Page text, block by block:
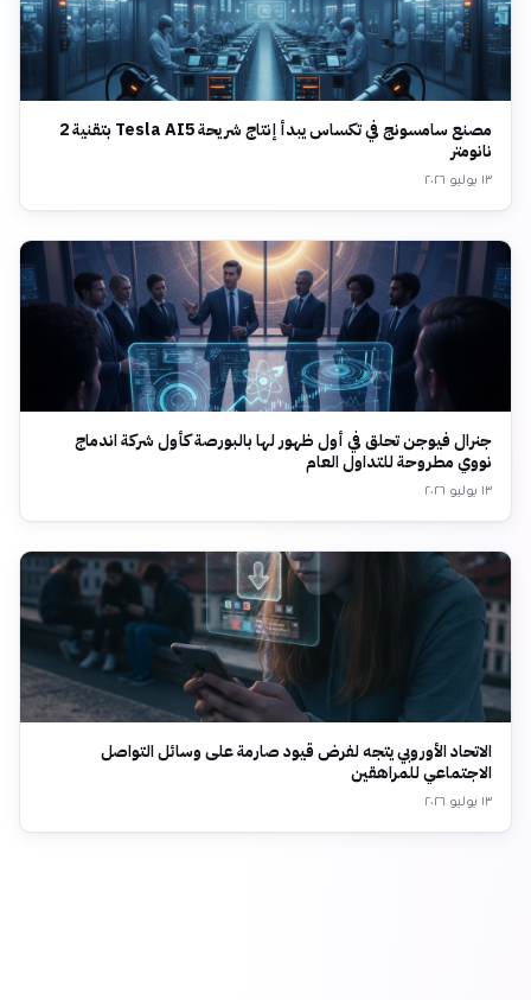
مصنع سامسونج في تكساس يبدأ إنتاج شريحة Tesla AI5 بتقنية 2
نانومتر
١٣ يوليو ٢٠٢٦
جنرال فيوجن تحلق في أول ظهور لها بالبورصة كأول شركة اندماج
نووي مطروحة للتداول العام
١٣ يوليو ٢٠٢٦
الاتحاد الأوروبي يتجه لفرض قيود صارمة على وسائل التواصل
الاجتماعي للمراهقين
١٣ يوليو ٢٠٢٦